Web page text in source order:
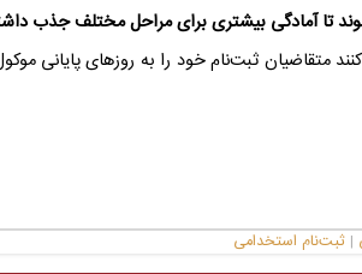
تا آمادگی بیشتری برای مراحل مختلف جذب
متقاضیان ثبت‌نام خود را به روزهای پایانی
| ثبت‌نام استخدامی